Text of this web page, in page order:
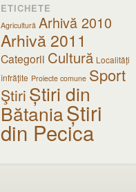
ETICHETE
Agricultură Arhivă 2010
Arhivă 2011
Categorii Cultură Localități
înfrățite Proiecte comune Sport
Ştiri Știri din
BătaniaȘtiri
din Pecica